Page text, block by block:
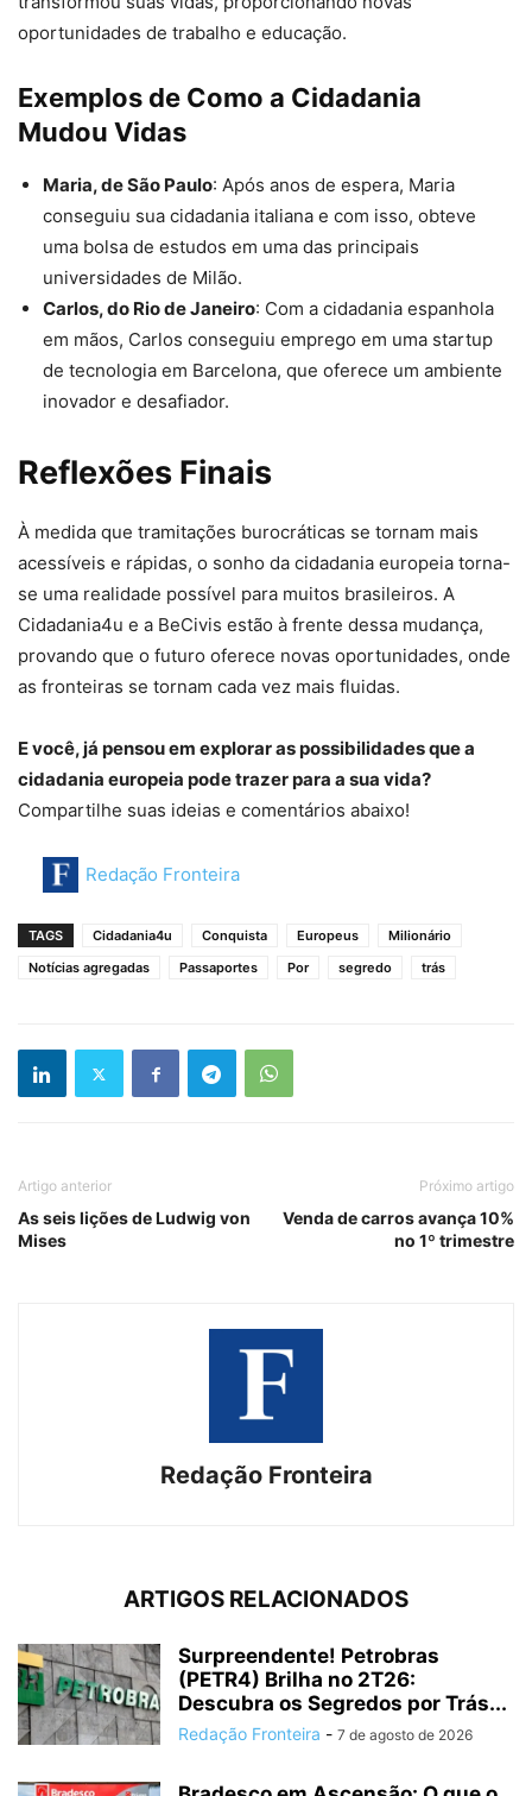
oportunidades de trabalho e educação.
Exemplos de Como a Cidadania
Mudou Vidas
Maria, de São Paulo: Após anos de espera, Maria
conseguiu sua cidadania italiana e com isso, obteve
uma bolsa de estudos em uma das principais
universidades de Milão.
Carlos, do Rio de Janeiro: Com a cidadania espanhola
em mãos, Carlos conseguiu emprego em uma startup
de tecnologia em Barcelona, que oferece um ambiente
inovador e desafiador.
Reflexões Finais
À medida que tramitações burocráticas se tornam mais
acessíveis e rápidas, o sonho da cidadania europeia torna-
se uma realidade possível para muitos brasileiros. A
Cidadania4u e a BeCivis estão à frente dessa mudança,
provando que o futuro oferece novas oportunidades, onde
as fronteiras se tornam cada vez mais fluidas.
E você, já pensou em explorar as possibilidades que a
cidadania europeia pode trazer para a sua vida?
Compartilhe suas ideias e comentários abaixo!
Redação Fronteira
TAGS Cidadania4u Conquista Europeus
Milionário
Notícias agregadas
Passaportes Por segredo trás
Artigo anterior
As seis lições de Ludwig von
Mises
Próximo artigo
Venda de carros avança 10%
no 1º trimestre
Redação Fronteira
ARTIGOS RELACIONADOS
Surpreendente! Petrobras
(PETR4) Brilha no 2T26:
Descubra os Segredos por Trás...
Redação Fronteira - 7 de agosto de 2026